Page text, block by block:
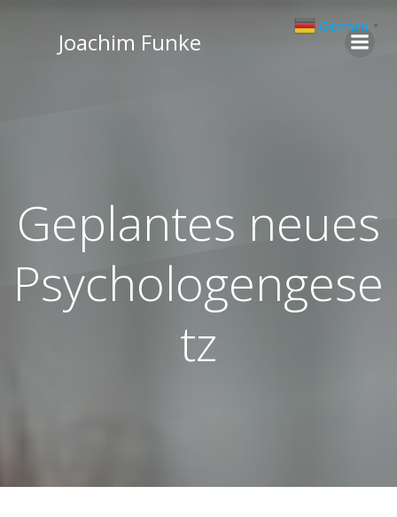
springen
Joachim Funke
Geplantes neues
Psychologengese
tz
German ▼